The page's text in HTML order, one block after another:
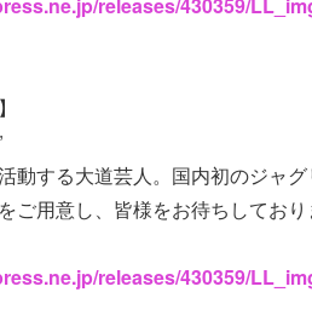
動する大道芸人。国内初のジャ
ご用意し、皆様をお待ちしており
releases/430359/